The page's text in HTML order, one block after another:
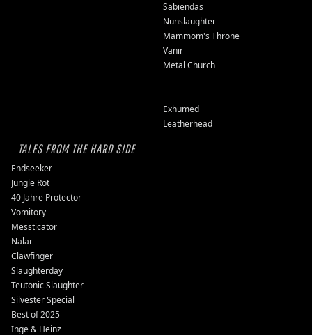
Sabiendas
Nunslaughter
Mammom's Throne
Vanir
Metal Church
Exhumed
Leatherhead
TALES FROM THE HARD SIDE
Endseeker
Jungle Rot
40 Jahre Protector
Vomitory
Messticator
Nalar
Clawfinger
Slaughterday
Teutonic Slaughter
Silvester Special
Best of 2025
Inge & Heinz